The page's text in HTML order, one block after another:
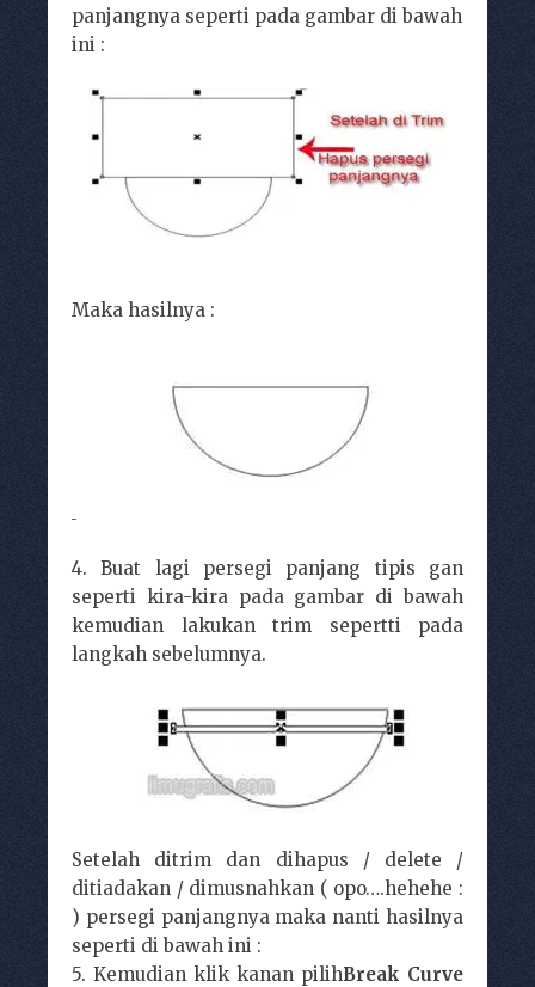
panjangnya seperti pada gambar di bawah
ini :
Maka hasilnya :
4. Buat lagi persegi panjang tipis gan
seperti kira-kira pada gambar di bawah
kemudian lakukan trim sepertti pada
langkah sebelumnya.
Setelah ditrim dan dihapus / delete /
ditiadakan / dimusnahkan ( opo….hehehe :
) persegi panjangnya maka nanti hasilnya
seperti di bawah ini :
5. Kemudian klik kanan pilihBreak Curve